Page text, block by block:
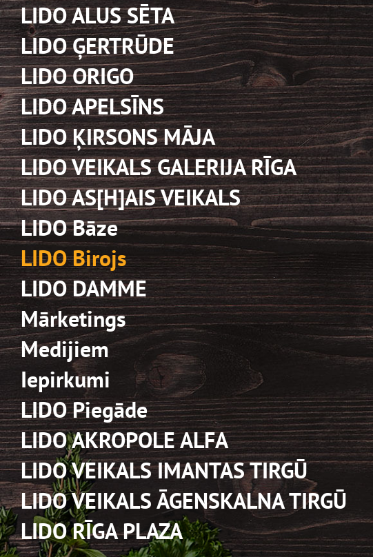
LIDO ALUS SĒTA
LIDO ĢERTRŪDE
LIDO ORIGO
LIDO APELSĪNS
LIDO ĶIRSONS MĀJA
LIDO VEIKALS GALERIJA RĪGA
LIDO AS[H]AIS VEIKALS
LIDO Bāze
LIDO Birojs
LIDO DAMME
Mārketings
Medijiem
Iepirkumi
LIDO Piegāde
LIDO AKROPOLE ALFA
LIDO VEIKALS IMANTAS TIRGŪ
LIDO VEIKALS ĀGENSKALNA TIRGŪ
LIDO RĪGA PLAZA